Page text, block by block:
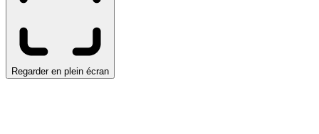
Regarder en plein écran